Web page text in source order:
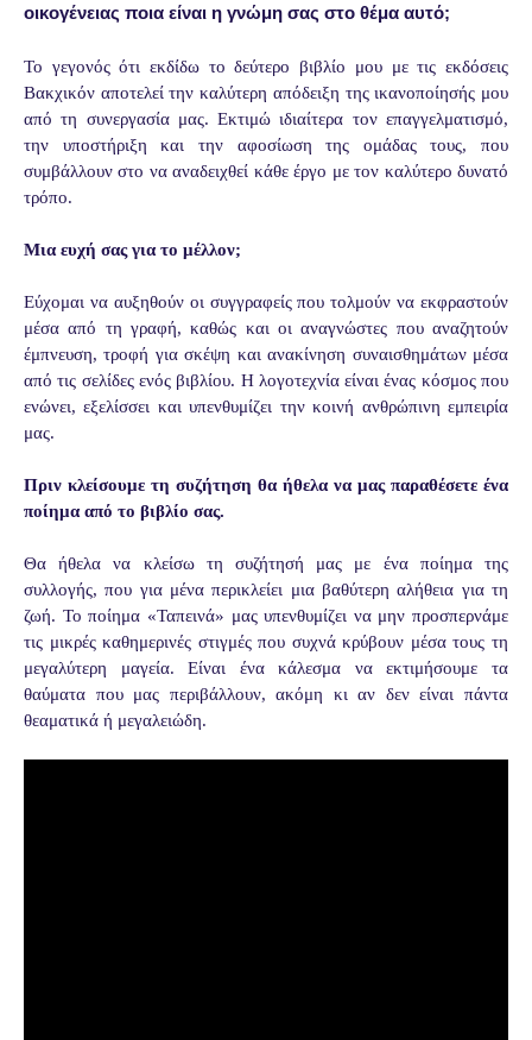
οικογένειας ποια είναι η γνώμη σας στο θέμα αυτό;
Το γεγονός ότι εκδίδω το δεύτερο βιβλίο μου με τις εκδόσεις
Βακχικόν αποτελεί την καλύτερη απόδειξη της ικανοποίησής μου
από τη συνεργασία μας. Εκτιμώ ιδιαίτερα τον επαγγελματισμό,
την υποστήριξη και την αφοσίωση της ομάδας τους, που
συμβάλλουν στο να αναδειχθεί κάθε έργο με τον καλύτερο δυνατό
τρόπο.
Μια ευχή σας για το μέλλον;
Εύχομαι να αυξηθούν οι συγγραφείς που τολμούν να εκφραστούν
μέσα από τη γραφή, καθώς και οι αναγνώστες που αναζητούν
έμπνευση, τροφή για σκέψη και ανακίνηση συναισθημάτων μέσα
από τις σελίδες ενός βιβλίου. Η λογοτεχνία είναι ένας κόσμος που
ενώνει, εξελίσσει και υπενθυμίζει την κοινή ανθρώπινη εμπειρία
μας.
Πριν κλείσουμε τη συζήτηση θα ήθελα να μας παραθέσετε ένα
ποίημα από το βιβλίο σας.
Θα ήθελα να κλείσω τη συζήτησή μας με ένα ποίημα της
συλλογής, που για μένα περικλείει μια βαθύτερη αλήθεια για τη
ζωή. Το ποίημα «Ταπεινά» μας υπενθυμίζει να μην προσπερνάμε
τις μικρές καθημερινές στιγμές που συχνά κρύβουν μέσα τους τη
μεγαλύτερη μαγεία. Είναι ένα κάλεσμα να εκτιμήσουμε τα
θαύματα που μας περιβάλλουν, ακόμη κι αν δεν είναι πάντα
θεαματικά ή μεγαλειώδη.